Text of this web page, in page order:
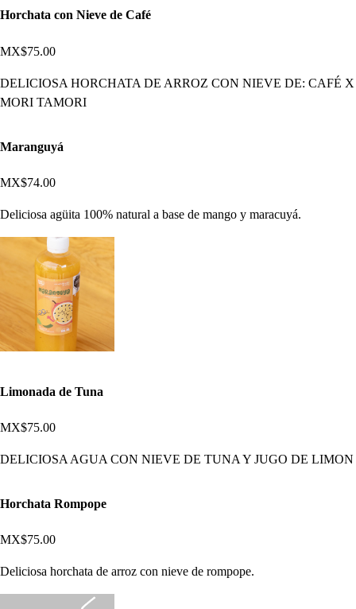
Horchata con Nieve de Café
MX$75.00
DELICIOSA HORCHATA DE ARROZ CON NIEVE DE: CAFÉ X
MORI TAMORI
Maranguyá
MX$74.00
Deliciosa agüita 100% natural a base de mango y maracuyá.
Limonada de Tuna
MX$75.00
DELICIOSA AGUA CON NIEVE DE TUNA Y JUGO DE LIMON
Horchata Rompope
MX$75.00
Deliciosa horchata de arroz con nieve de rompope.